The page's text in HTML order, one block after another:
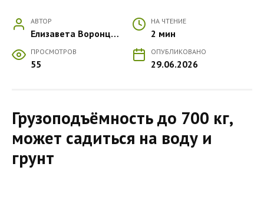
АВТОР
Елизавета Воронцова
НА ЧТЕНИЕ
2 мин
ПРОСМОТРОВ
55
ОПУБЛИКОВАНО
29.06.2026
Грузоподъёмность до 700 кг,
может садиться на воду и
грунт